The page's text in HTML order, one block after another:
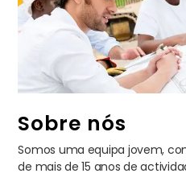
Sobre nós
Somos uma equipa jovem,
de mais de 15 anos de